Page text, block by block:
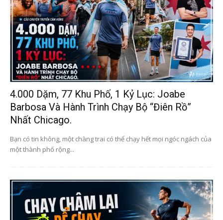
4.000 Dặm, 77 Khu Phố, 1 Kỷ Lục: Joabe
Barbosa Và Hành Trình Chạy Bộ “điên Rồ”
Nhất Chicago.
Bạn có tin không, một chàng trai có thể chạy hết mọi ngóc ngách của
một thành phố rộng...